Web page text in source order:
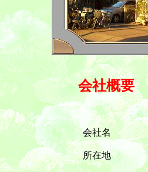
会社概要
名 株式会
東京都足立区